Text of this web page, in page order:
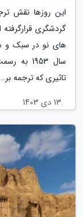
این روزها نقش
گردشگری
های نو در سبک و
سال
تاثیری که ترجمه
13 دی 1403